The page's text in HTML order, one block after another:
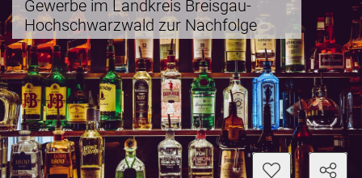
Gewerbe im Landkreis Breisgau-
Hochschwarzwald zur Nachfolge